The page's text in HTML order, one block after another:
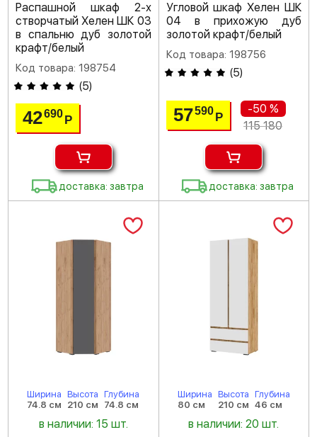
Распашной шкаф 2-х
створчатый Хелен ШК 03
в спальню дуб золотой
крафт/белый
Код товара: 198754
(5)
42690Р
доставка: завтра
Угловой шкаф Хелен ШК
04 в прихожую дуб
золотой крафт/белый
Код товара: 198756
(5)
57590 Р
-50 %
115 180
доставка: завтра
Ширина
74.8 см
Высота
210 см
Глубина
74.8 см
в наличии: 15 шт.
Ширина
80 см
Высота
210 см
Глубина
46 см
в наличии: 20 шт.